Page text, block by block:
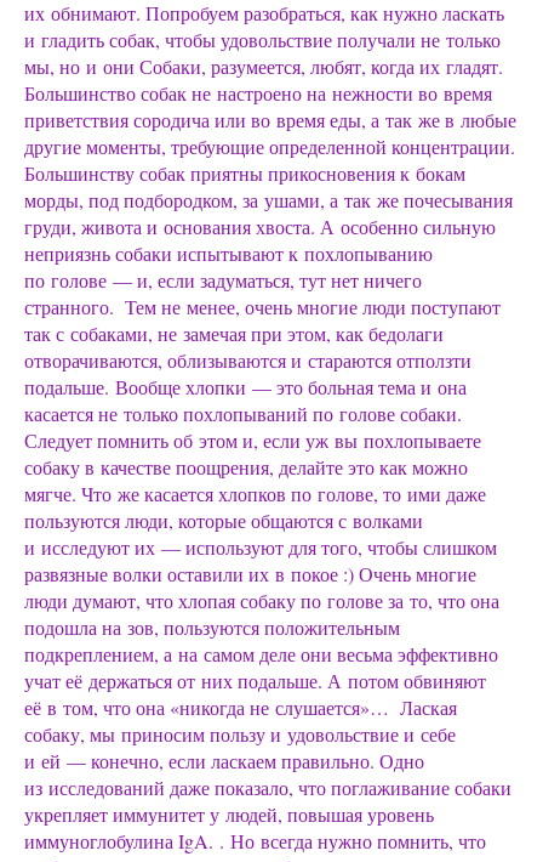
их обнимают. Попробуем разобраться, как нужно ласкать
и гладить собак, чтобы удовольствие получали не только
мы, но и они Собаки, разумеется, любят, когда их гладят.
Большинство собак не настроено на нежности во время
приветствия сородича или во время еды, а так же в любые
другие моменты, требующие определенной концентрации.
Большинству собак приятны прикосновения к бокам
морды, под подбородком, за ушами, а так же почесывания
груди, живота и основания хвоста. А особенно сильную
неприязнь собаки испытывают к похлопыванию
по голове — и, если задуматься, тут нет ничего
странного. Тем не менее, очень многие люди поступают
так с собаками, не замечая при этом, как бедолаги
отворачиваются, облизываются и стараются отползти
подальше. Вообще хлопки — это больная тема и она
касается не только похлопываний по голове собаки.
Следует помнить об этом и, если уж вы похлопываете
собаку в качестве поощрения, делайте это как можно
мягче. Что же касается хлопков по голове, то ими даже
пользуются люди, которые общаются с волками
и исследуют их — используют для того, чтобы слишком
развязные волки оставили их в покое :) Очень многие
люди думают, что хлопая собаку по голове за то, что она
подошла на зов, пользуются положительным
подкреплением, а на самом деле они весьма эффективно
учат её держаться от них подальше. А потом обвиняют
её в том, что она «никогда не слушается»… Лаская
собаку, мы приносим пользу и удовольствие и себе
и ей — конечно, если ласкаем правильно. Одно
из исследований даже показало, что поглаживание собаки
укрепляет иммунитет у людей, повышая уровень
иммуноглобулина IgA. . Но всегда нужно помнить, что